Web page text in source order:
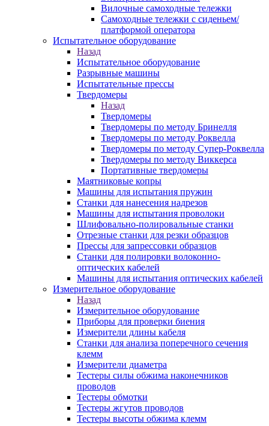
Вилочные самоходные тележки
Самоходные тележки с сиденьем/
платформой оператора
Испытательное оборудование
Назад
Испытательное оборудование
Разрывные машины
Испытательные прессы
Твердомеры
Назад
Твердомеры
Твердомеры по методу Бринелля
Твердомеры по методу Роквелла
Твердомеры по методу Супер-Роквелла
Твердомеры по методу Виккерса
Портативные твердомеры
Маятниковые копры
Машины для испытания пружин
Станки для нанесения надрезов
Машины для испытания проволоки
Шлифовально-полировальные станки
Отрезные станки для резки образцов
Прессы для запрессовки образцов
Станки для полировки волоконно-
оптических кабелей
Машины для испытания оптических кабелей
Измерительное оборудование
Назад
Измерительное оборудование
Приборы для проверки биения
Измерители длины кабеля
Станки для анализа поперечного сечения
клемм
Измерители диаметра
Тестеры силы обжима наконечников
проводов
Тестеры обмотки
Тестеры жгутов проводов
Тестеры высоты обжима клемм